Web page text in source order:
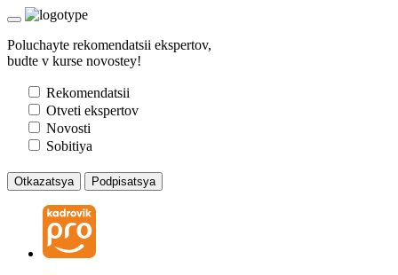
Poluchayte rekomendatsii ekspertov,
budte v kurse novostey!
Rekomendatsii
Otveti ekspertov
Novosti
Sobitiya
Otkazatsya Podpisatsya